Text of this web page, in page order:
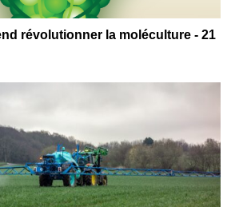
révolutionner la moléculture - 21